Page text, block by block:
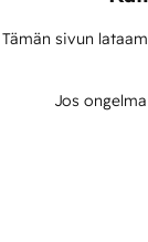
Tämän sivun
Jos